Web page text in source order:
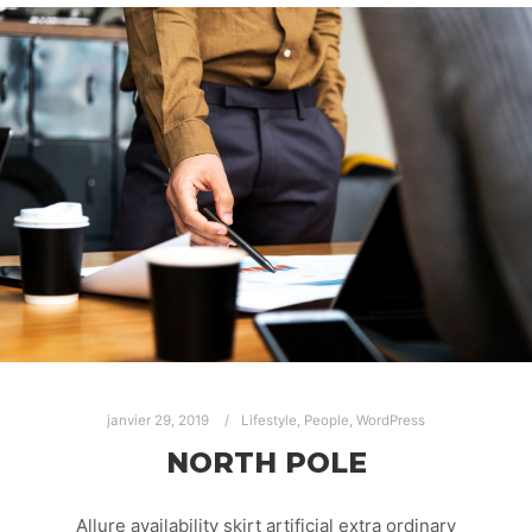
janvier 29, 2019 Lifestyle People WordPress
NORTH POLE
Allure availability skirt artificial extra ordinary